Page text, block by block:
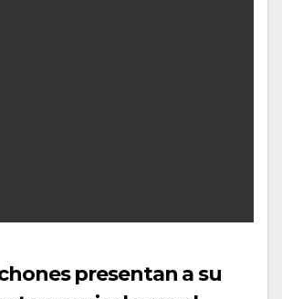
presentan a su